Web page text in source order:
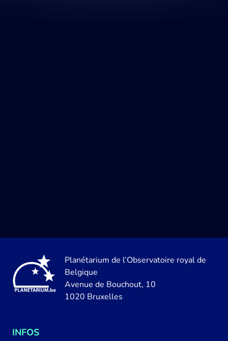
Planétarium de l’Observatoire royal de
Belgique
Avenue de Bouchout, 10
1020 Bruxelles
INFOS